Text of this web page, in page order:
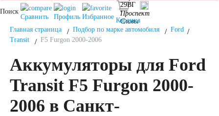
АКБ
29ВГ
Проспект
Славы
Поиск
Сравнить Профиль Избранное Корзина
Главная страница
Подбор по марке автомобиля
Ford
Transit
F5 Furgon 2000-2006
Аккумуляторы для Ford
Transit F5 Furgon 2000-
2006 в Санкт-